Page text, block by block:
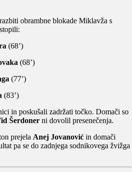
obrambne blokade Miklavža s
(68’)
(68’)
(77’)
(83’)
in poskušali zadržati točko. Domači so
Šerdoner ni dovolil presenečenja.
prejela Anej Jovanović in domači
pa se do zadnjega sodnikovega žvižga